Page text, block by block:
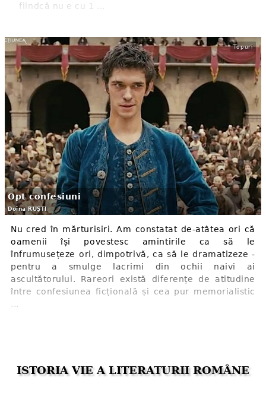
fiindcă nu e cu 1 ...
Topuri
Opt confesiuni
Doina RUȘTI
Nu cred în mărturisiri. Am constatat de-atâtea ori că
oamenii își povestesc amintirile ca să le
înfrumusețeze ori, dimpotrivă, ca să le dramatizeze -
pentru a smulge lacrimi din ochii naivi ai
ascultătorului. Rareori există diferențe de atitudine
între confesiunea ficțională și cea pur memorialistic
...
ISTORIA VIE A LITERATURII ROMÂNE